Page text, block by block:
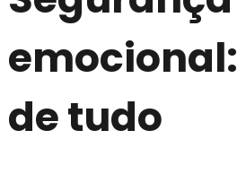
emocional:
de tudo